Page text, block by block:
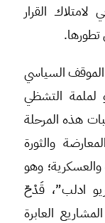
القرار
الموقف السياسي
لملمة التشظي
هذه المرحلة
والثورة
وهو
ادلب”، قَدْحٌ
العابرة